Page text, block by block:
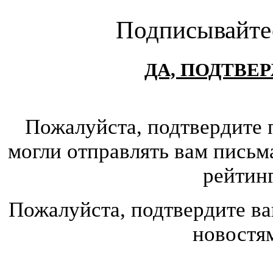
ДА,
Пожалуйста,
могли отправлять вам
Пожалуйста, подтвердите